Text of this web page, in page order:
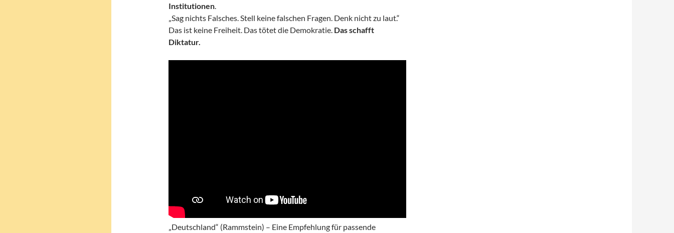
Institutionen.
„Sag nichts Falsches. Stell keine falschen Fragen. Denk nicht zu laut.“
Das ist keine Freiheit. Das tötet die Demokratie. Das schafft
Diktatur.
„Deutschland“ (Rammstein) – Eine Empfehlung für passende